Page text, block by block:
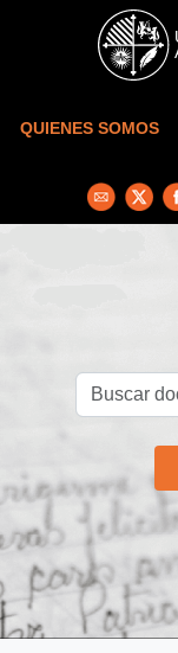
Skip to main content
QUIENES SOMOS